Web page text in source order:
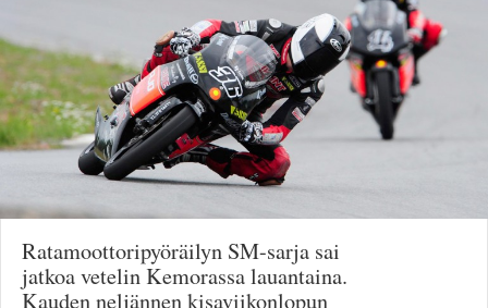
Uudet kuvat
Uudet videot
Uudet kommentit
MYYDÄÄN
Haku
Ohjeet
Osat
TIETOPANKKI
TAPAHTUMAT
MP15 kuvia
Ratamoottoripyöräilyn SM-sarja sai
jatkoa vetelin Kemorassa lauantaina.
Kauden neljännen kisaviikonlopun